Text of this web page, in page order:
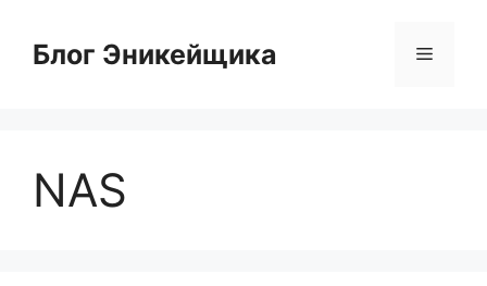
содержимому
Блог Эникейщика Меню
NAS